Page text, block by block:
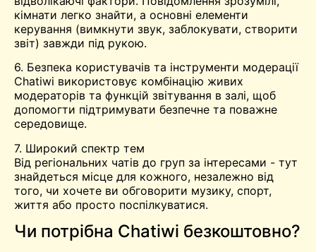
кімнати легко знайти, а основні елементи
керування (вимкнути звук, заблокувати, створити
звіт) завжди під рукою.
6. Безпека користувачів та інструменти модерації
Chatiwi використовує комбінацію живих
модераторів та функцій звітування в залі, щоб
допомогти підтримувати безпечне та поважне
середовище.
7. Широкий спектр тем
Від регіональних чатів до груп за інтересами - тут
знайдеться місце для кожного, незалежно від
того, чи хочете ви обговорити музику, спорт,
життя або просто поспілкуватися.
Чи потрібна Chatiwi безкоштовно?